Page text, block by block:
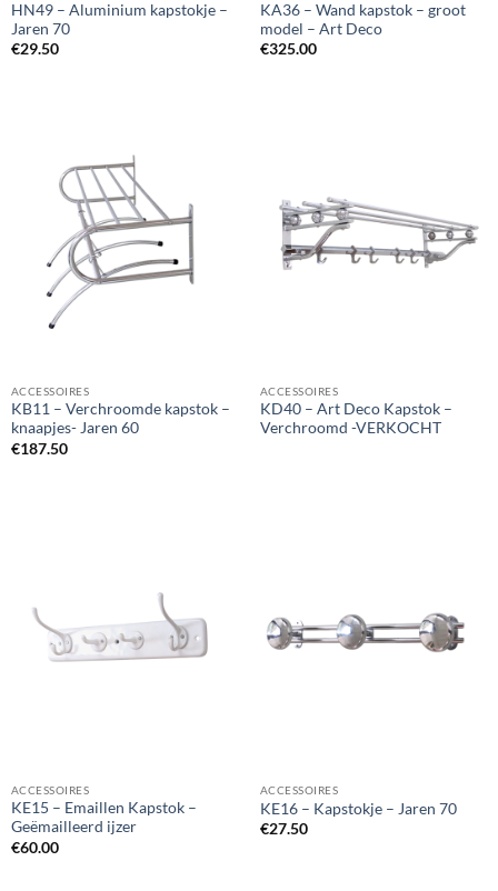
HN49 – Aluminium kapstokje –
Jaren 70
€29.50
KA36 – Wand kapstok – groot
model – Art Deco
€325.00
ACCESSOIRES
KB11 – Verchroomde kapstok –
knaapjes- Jaren 60
€187.50
ACCESSOIRES
KD40 – Art Deco Kapstok –
Verchroomd -VERKOCHT
ACCESSOIRES
KE15 – Emaillen Kapstok –
Geëmailleerd ijzer
€60.00
ACCESSOIRES
KE16 – Kapstokje – Jaren 70
€27.50